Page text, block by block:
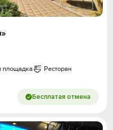
площадка Ресторан
Бесплатая отмена